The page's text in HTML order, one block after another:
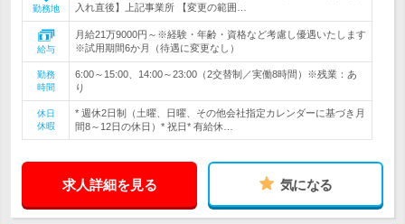
勤務地
入れ直後】上記事業所 【変更の範囲…
給与
月給21万9000円～※経験・年齢・資格など考慮し優遇いたします
※試用期間6か月（待遇に変更なし）
勤務
時間
6:00～15:00、14:00～23:00（2交替制／実働8時間）※残業：あ
り
休日
休暇
* 週休2日制（土曜、日曜、その他会社指定カレンダーに基づき月
間8～12日の休日）* 祝日* 有給休…
求人詳細を見る 気になる